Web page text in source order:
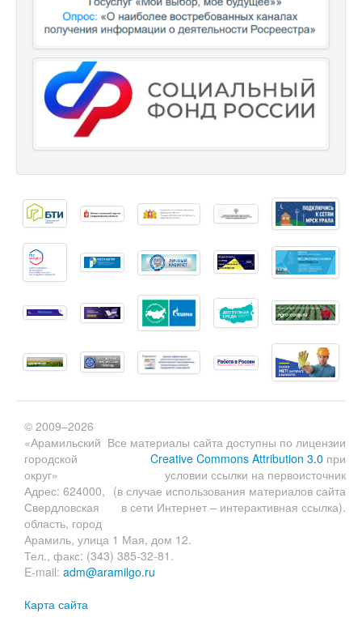
Все материалы сайта доступны по лицензии
Creative Commons Attribution 3.0 при
условии ссылки на первоисточник
(в случае использования материалов сайта
в сети Интернет – интерактивная ссылка).
© 2009–2026
«Арамильский
городской
округ»
Адрес: 624000,
Свердловская
область, город
Арамиль, улица 1 Мая, дом 12.
Тел., факс: (343) 385-32-81.
E-mail: adm@aramilgo.ru
Карта сайта